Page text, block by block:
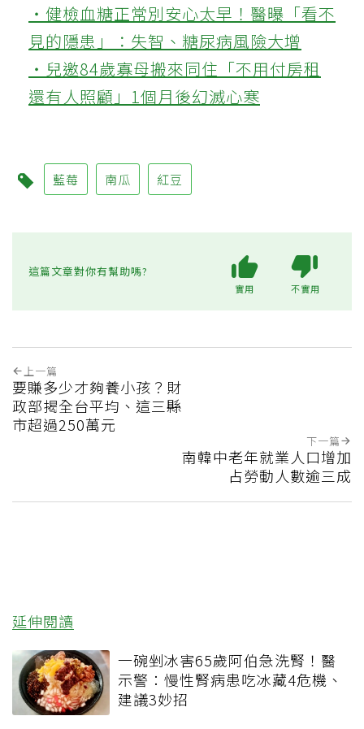
‧健檢血糖正常別安心太早！醫曝「看不
見的隱患」：失智、糖尿病風險大增
‧兒邀84歲寡母搬來同住「不用付房租
還有人照顧」1個月後幻滅心寒
藍莓 南瓜 紅豆
這篇文章對你有幫助嗎?
實用 不實用
上一篇
要賺多少才夠養小孩？財
政部揭全台平均、這三縣
市超過250萬元
下一篇
南韓中老年就業人口增加
占勞動人數逾三成
延伸閱讀
一碗剉冰害65歲阿伯急洗腎！醫
示警：慢性腎病患吃冰藏4危機、
建議3妙招